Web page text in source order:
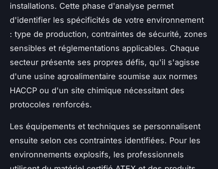
installations. Cette phase d'analyse permet
d'identifier les spécificités de votre environnement
: type de production, contraintes de sécurité, zones
sensibles et réglementations applicables. Chaque
secteur présente ses propres défis, qu'il s'agisse
d'une usine agroalimentaire soumise aux normes
HACCP ou d'un site chimique nécessitant des
protocoles renforcés.
Les équipements et techniques se personnalisent
ensuite selon ces contraintes identifiées. Pour les
environnements explosifs, les professionnels